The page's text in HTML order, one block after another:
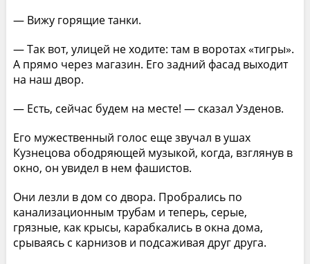
— Вижу горящие танки.
— Так вот, улицей не ходите: там в воротах «тигры».
А прямо через магазин. Его задний фасад выходит
на наш двор.
— Есть, сейчас будем на месте! — сказал Узденов.
Его мужественный голос еще звучал в ушах
Кузнецова ободряющей музыкой, когда, взглянув в
окно, он увидел в нем фашистов.
Они лезли в дом со двора. Пробрались по
канализационным трубам и теперь, серые,
грязные, как крысы, карабкались в окна дома,
срываясь с карнизов и подсаживая друг друга.